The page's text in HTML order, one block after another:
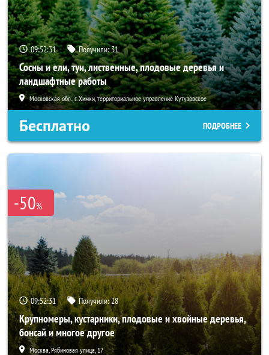
09:52:29 Получили:31
Сосны и ели, туи, лиственные, плодовые деревья и
ландшафтные работы
Московская обл., г. Химки, территориальное управление Кутузовское
Бесплатно ПОДРОБНЕЕ
-50%
09:52:29 Получили:28
Крупномеры, кустарники, плодовые и хвойные деревья,
бонсай и многое другое
Москва, Рябиновая улица, 17